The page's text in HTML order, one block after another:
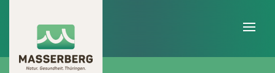
Skip to main content